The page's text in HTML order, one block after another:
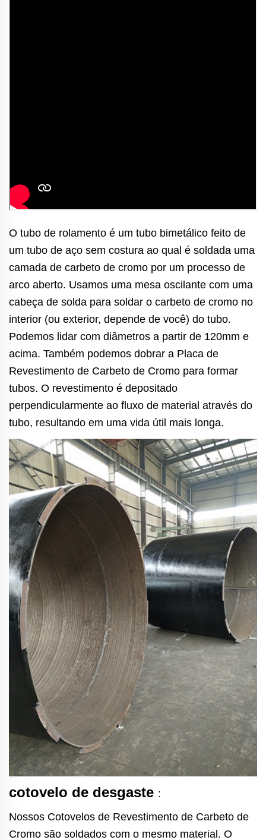
O tubo de rolamento é um tubo bimetálico feito de
um tubo de aço sem costura ao qual é soldada uma
camada de carbeto de cromo por um processo de
arco aberto. Usamos uma mesa oscilante com uma
cabeça de solda para soldar o carbeto de cromo no
interior (ou exterior, depende de você) do tubo.
Podemos lidar com diâmetros a partir de 120mm e
acima. Também podemos dobrar a Placa de
Revestimento de Carbeto de Cromo para formar
tubos. O revestimento é depositado
perpendicularmente ao fluxo de material através do
tubo, resultando em uma vida útil mais longa.
cotovelo de desgaste :
Nossos Cotovelos de Revestimento de Carbeto de
Cromo são soldados com o mesmo material. O